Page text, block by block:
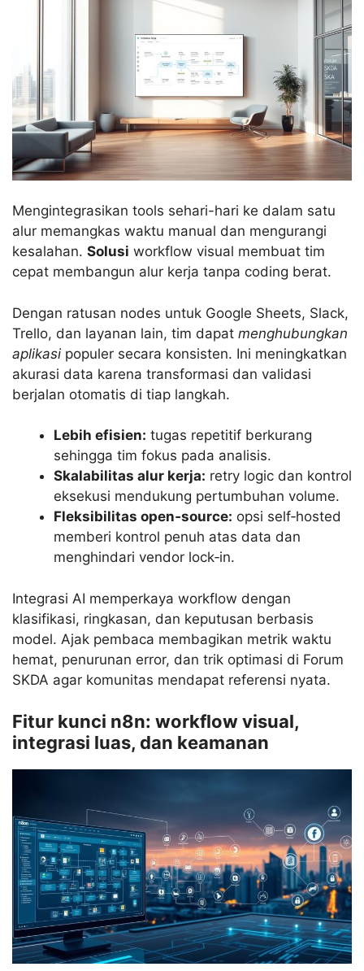
Mengintegrasikan tools sehari-hari ke dalam satu
alur memangkas waktu manual dan mengurangi
kesalahan. Solusi workflow visual membuat tim
cepat membangun alur kerja tanpa coding berat.
Dengan ratusan nodes untuk Google Sheets, Slack,
Trello, dan layanan lain, tim dapat menghubungkan
aplikasi populer secara konsisten. Ini meningkatkan
akurasi data karena transformasi dan validasi
berjalan otomatis di tiap langkah.
Lebih efisien: tugas repetitif berkurang
sehingga tim fokus pada analisis.
Skalabilitas alur kerja: retry logic dan kontrol
eksekusi mendukung pertumbuhan volume.
Fleksibilitas open‑source: opsi self‑hosted
memberi kontrol penuh atas data dan
menghindari vendor lock‑in.
Integrasi AI memperkaya workflow dengan
klasifikasi, ringkasan, dan keputusan berbasis
model. Ajak pembaca membagikan metrik waktu
hemat, penurunan error, dan trik optimasi di Forum
SKDA agar komunitas mendapat referensi nyata.
Fitur kunci n8n: workflow visual,
integrasi luas, dan keamanan